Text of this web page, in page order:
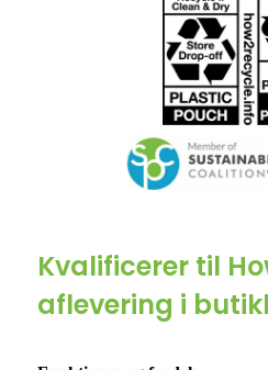
Kvalificerer til
aflevering i